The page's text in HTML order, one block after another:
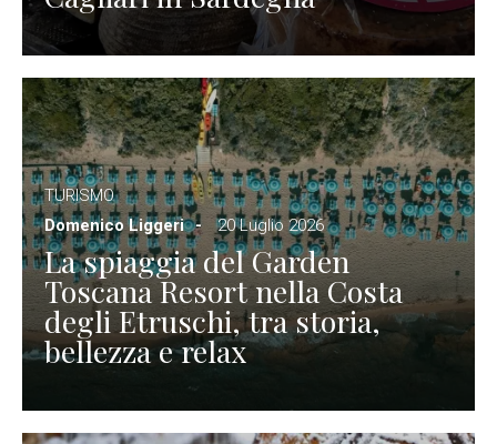
TURISMO
Domenico Liggeri
20 Luglio 2026
La spiaggia del Garden
Toscana Resort nella Costa
degli Etruschi, tra storia,
bellezza e relax